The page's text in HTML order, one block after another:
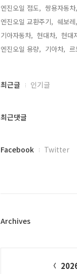
엔진오일 점도, 쌍용자동차,
엔진오일 교환주기, 쉐보레,
기아자동차, 현대차, 현대
엔진오일 용량, 기아차, 르
최
과
글
최근글 인기글
최근댓글
페
플
Facebook Twitter
Archives